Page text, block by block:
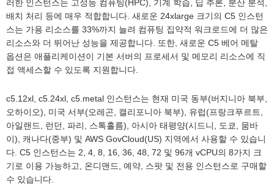
러한 인스턴스는 고성능 컴퓨팅(HPC), 기계 학습, 딥 추론, 분산 분석,
배치 처리 등에 매우 적합합니다. 새로운 24xlarge 크기의 C5 인스턴
스는 가용 리소스를 33%까지 늘려 컴퓨팅 집약적 워크로드에 더 많은
리소스와 더 뛰어난 성능을 제공합니다. 또한, 새로운 C5 베어 메탈
옵션은 애플리케이션이 기본 서버의 프로세서 및 메모리 리소스에 직
접 액세스할 수 있도록 지원합니다.
c5.12xl, c5.24xl, c5.metal 인스턴스는 현재 미국 동부(버지니아 북부,
오하이오), 미국 서부(오레곤, 캘리포니아 북부), 유럽(프랑크푸르트,
아일랜드, 런던, 파리, 스톡홀름), 아시아 태평양(시드니, 도쿄, 뭄바
이), 캐나다(중부) 및 AWS GovCloud(US) 지역에서 사용할 수 있습니
다. C5 인스턴스는 2, 4, 8, 16, 36, 48, 72 및 96개 vCPU의 8가지 크
기로 이용 가능하고, 온디맨드, 예약, 스팟 및 전용 인스턴스로 구매할
수 있습니다.